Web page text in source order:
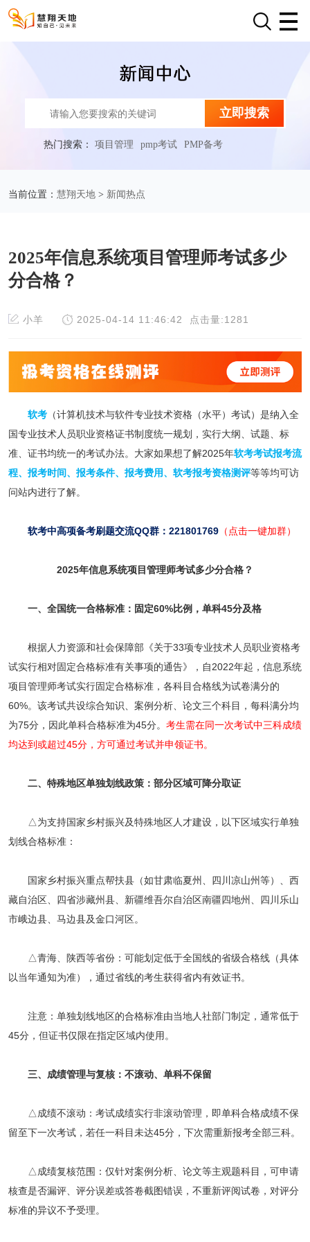
立即搜索
热门搜索：项目管理 pmp考试 PMP备考
当前位置： 慧翔天地> 新闻热点
2025年信息系统项目管理师考试多少
分合格？
小羊 2025-04-14 11:46:42 点击量:1281
软考（计算机技术与软件专业技术资格（水平）考试）是纳入全
国专业技术人员职业资格证书制度统一规划，实行大纲、试题、标
准、证书均统一的考试办法。大家如果想了解2025年软考考试报考流
程、 报考时间、 报考条件、 报考费用、 软考报考资格测评等等均可访
问站内进行了解。
软考中高项备考刷题交流QQ群：221801769（点击一键加群）
2025年信息系统项目管理师考试多少分合格？
一、全国统一合格标准：固定60%比例，单科45分及格
根据人力资源和社会保障部《关于33项专业技术人员职业资格考
试实行相对固定合格标准有关事项的通告》，自2022年起，信息系统
项目管理师考试实行固定合格标准，各科目合格线为试卷满分的
60%。该考试共设综合知识、案例分析、论文三个科目，每科满分均
为75分，因此单科合格标准为45分。 考生需在同一次考试中三科成绩
均达到或超过45分，方可通过考试并申领证书。
二、特殊地区单独划线政策：部分区域可降分取证
△为支持国家乡村振兴及特殊地区人才建设，以下区域实行单独
划线合格标准：
国家乡村振兴重点帮扶县（如甘肃临夏州、四川凉山州等）、西
藏自治区、四省涉藏州县、新疆维吾尔自治区南疆四地州、四川乐山
市峨边县、马边县及金口河区。
△青海、陕西等省份：可能划定低于全国线的省级合格线（具体
以当年通知为准），通过省线的考生获得省内有效证书。
注意：单独划线地区的合格标准由当地人社部门制定，通常低于
45分，但证书仅限在指定区域内使用。
三、成绩管理与复核：不滚动、单科不保留
△成绩不滚动：考试成绩实行非滚动管理，即单科合格成绩不保
留至下一次考试，若任一科目未达45分，下次需重新报考全部三科。
△成绩复核范围：仅针对案例分析、论文等主观题科目，可申请
核查是否漏评、评分误差或答卷截图错误，不重新评阅试卷，对评分
标准的异议不予受理。